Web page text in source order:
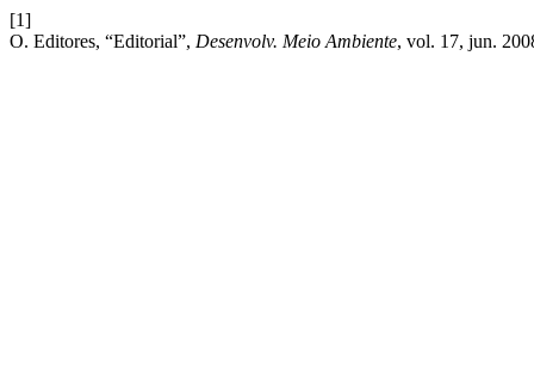
[1]
O. Editores, “Editorial”, Desenvolv. Meio Ambiente, vol. 17, jun.